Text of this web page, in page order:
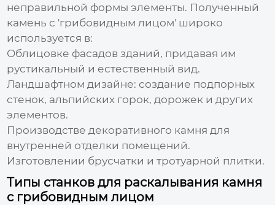
неправильной формы элементы. Полученный
камень с 'грибовидным лицом' широко
используется в:
Облицовке фасадов зданий, придавая им
рустикальный и естественный вид.
Ландшафтном дизайне: создание подпорных
стенок, альпийских горок, дорожек и других
элементов.
Производстве декоративного камня для
внутренней отделки помещений.
Изготовлении брусчатки и тротуарной плитки.
Типы станков для раскалывания камня
с грибовидным лицом